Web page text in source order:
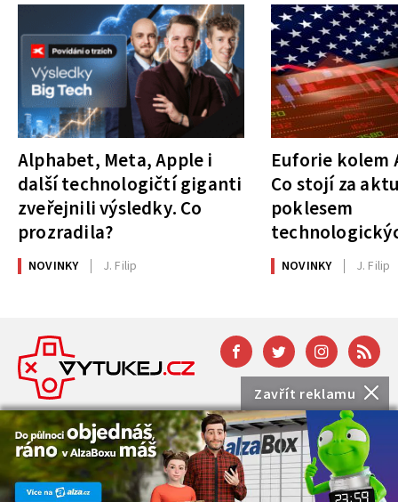
Zavřít reklamu
Alphabet, Meta, Apple i
další technologičtí giganti
zveřejnili výsledky. Co
prozradila?
NOVINKY J. Filip
Euforie kolem
Co stojí za
poklesem
NOVINKY J. Filip